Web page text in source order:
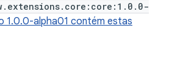
1.0.0-alpha01 contém estas